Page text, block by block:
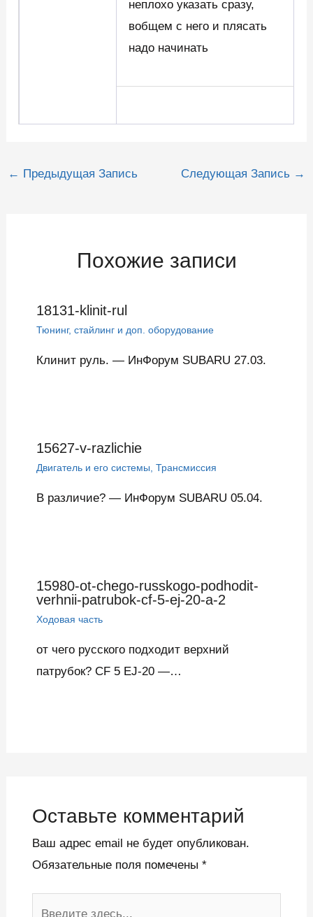
неплохо указать сразу,
вобщем с него и плясать
надо начинать
Навигация
← Предыдущая Запись Следующая Запись →
Похожие записи
18131-klinit-rul
Тюнинг, стайлинг и доп. оборудование
Клинит руль. — ИнФорум SUBARU 27.03.
15627-v-razlichie
Двигатель и его системы Трансмиссия
В различие? — ИнФорум SUBARU 05.04.
15980-ot-chego-russkogo-podhodit-
verhnii-patrubok-cf-5-ej-20-a-2
Ходовая часть
от чего русского подходит верхний
патрубок? CF 5 EJ-20 —…
Оставьте комментарий
Ваш адрес email не будет опубликован.
Обязательные поля помечены *